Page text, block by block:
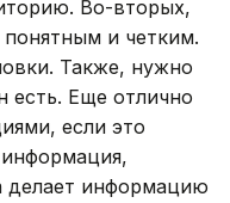
Во-вторых,
и четким.
Также, нужно
есть. Еще отлично
если это
делает информацию